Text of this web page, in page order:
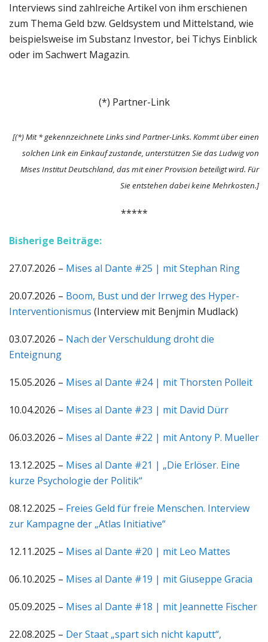
Interviews sind zahlreiche Artikel von ihm erschienen
zum Thema Geld bzw. Geldsystem und Mittelstand, wie
beispielsweise im Substanz Investor, bei Tichys Einblick
oder im Sachwert Magazin.
(*) Partner-Link
[(*) Mit * gekennzeichnete Links sind Partner-Links. Kommt über einen
solchen Link ein Einkauf zustande, unterstützen Sie das Ludwig von
Mises Institut Deutschland, das mit einer Provision beteiligt wird. Für
Sie entstehen dabei keine Mehrkosten.]
*****
Bisherige Beiträge:
27.07.2026 – Mises al Dante #25 | mit Stephan Ring
20.07.2026 – Boom, Bust und der Irrweg des Hyper-
Interventionismus (Interview mit Benjmin Mudlack)
03.07.2026 – Nach der Verschuldung droht die
Enteignung
15.05.2026 – Mises al Dante #24 | mit Thorsten Polleit
10.04.2026 – Mises al Dante #23 | mit David Dürr
06.03.2026 – Mises al Dante #22 | mit Antony P. Mueller
13.12.2025 – Mises al Dante #21 | „Die Erlöser. Eine
kurze Psychologie der Politik“
08.12.2025 – Freies Geld für freie Menschen. Interview
zur Kampagne der „Atlas Initiative“
12.11.2025 – Mises al Dante #20 | mit Leo Mattes
06.10.2025 – Mises al Dante #19 | mit Giuseppe Gracia
05.09.2025 – Mises al Dante #18 | mit Jeannette Fischer
22.08.2025 – Der Staat „spart sich nicht kaputt“,